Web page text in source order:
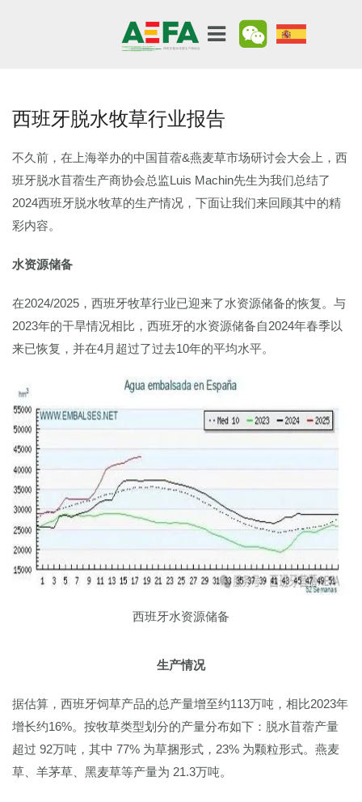
西班牙脱水牧草行业报告
不久前，在上海举办的中国苜蓿&燕麦草市场研讨会大会上，西
班牙脱水苜蓿生产商协会总监Luis Machin先生为我们总结了
2024西班牙脱水牧草的生产情况，下面让我们来回顾其中的精
彩内容。
水资源储备
在2024/2025，西班牙牧草行业已迎来了水资源储备的恢复。与
2023年的干旱情况相比，西班牙的水资源储备自2024年春季以
来已恢复，并在4月超过了过去10年的平均水平。
西班牙水资源储备
生产情况
据估算，西班牙饲草产品的总产量增至约113万吨，相比2023年
增长约16%。按牧草类型划分的产量分布如下：脱水苜蓿产量
超过 92万吨，其中 77% 为草捆形式，23% 为颗粒形式。燕麦
草、羊茅草、黑麦草等产量为 21.3万吨。